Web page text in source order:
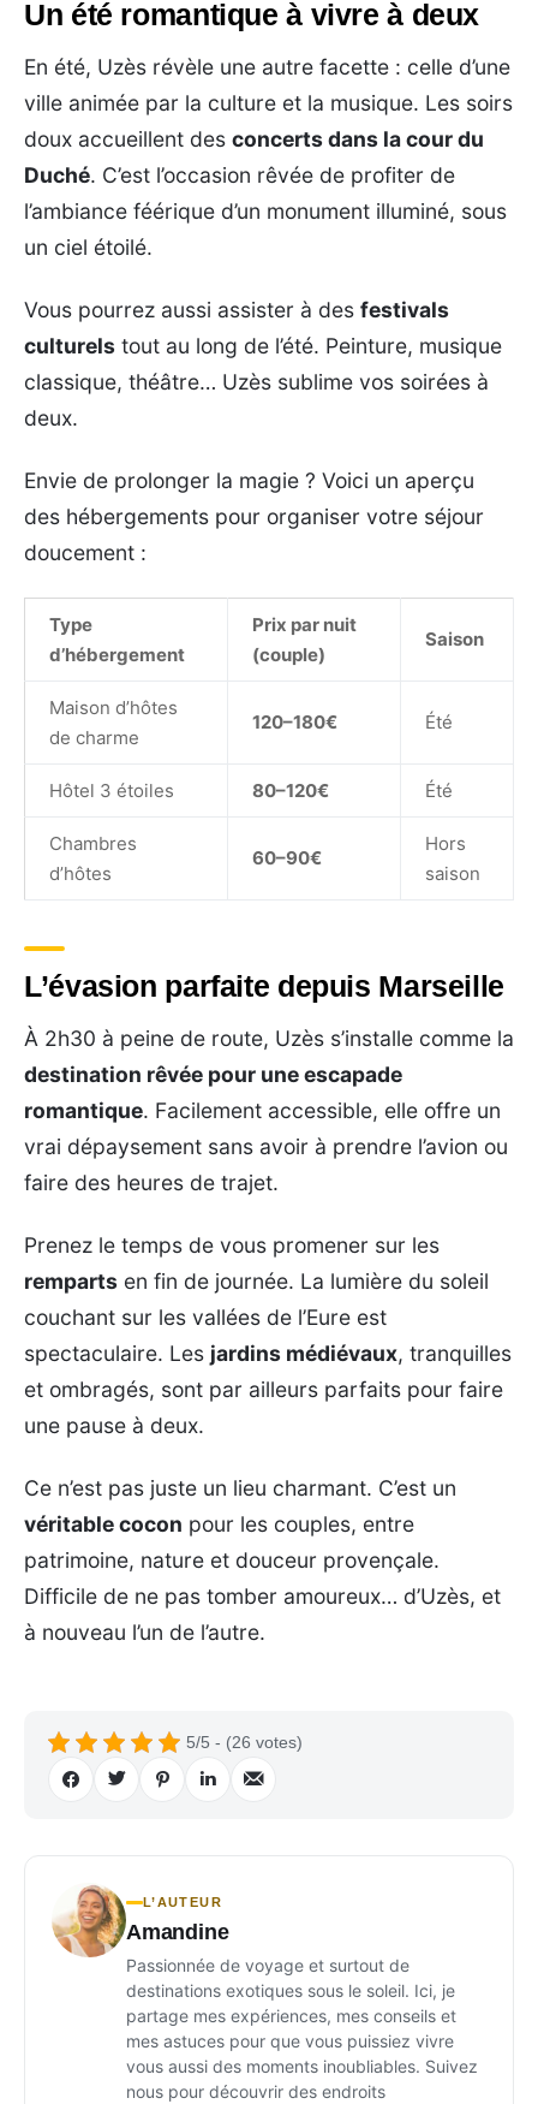
Un été romantique à vivre à deux
En été, Uzès révèle une autre facette : celle d’une
ville animée par la culture et la musique. Les soirs
doux accueillent des concerts dans la cour du
Duché. C’est l’occasion rêvée de profiter de
l’ambiance féérique d’un monument illuminé, sous
un ciel étoilé.
Vous pourrez aussi assister à des festivals
culturels tout au long de l’été. Peinture, musique
classique, théâtre… Uzès sublime vos soirées à
deux.
Envie de prolonger la magie ? Voici un aperçu
des hébergements pour organiser votre séjour
doucement :
Type
d’hébergement
Prix par nuit
(couple)
Saison
Maison d’hôtes
de charme
120–180€ Été
Hôtel 3 étoiles 80–120€ Été
Chambres
d’hôtes
60–90€
Hors
saison
L’évasion parfaite depuis Marseille
À 2h30 à peine de route, Uzès s’installe comme la
destination rêvée pour une escapade
romantique. Facilement accessible, elle offre un
vrai dépaysement sans avoir à prendre l’avion ou
faire des heures de trajet.
Prenez le temps de vous promener sur les
remparts en fin de journée. La lumière du soleil
couchant sur les vallées de l’Eure est
spectaculaire. Les jardins médiévaux, tranquilles
et ombragés, sont par ailleurs parfaits pour faire
une pause à deux.
Ce n’est pas juste un lieu charmant. C’est un
véritable cocon pour les couples, entre
patrimoine, nature et douceur provençale.
Difficile de ne pas tomber amoureux… d’Uzès, et
à nouveau l’un de l’autre.
5/5 - (26 votes)
L’AUTEUR
Amandine
Passionnée de voyage et surtout de
destinations exotiques sous le soleil. Ici, je
partage mes expériences, mes conseils et
mes astuces pour que vous puissiez vivre
vous aussi des moments inoubliables. Suivez
nous pour découvrir des endroits